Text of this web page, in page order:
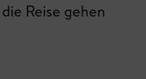
Reise gehen